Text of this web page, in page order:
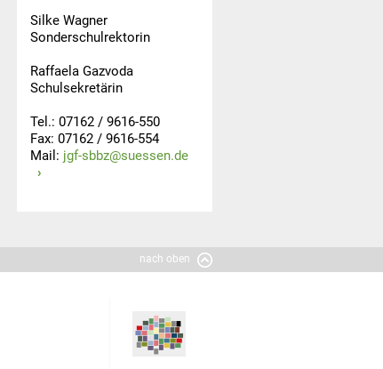
Silke Wagner
Sonderschulrektorin
Raffaela Gazvoda
Schulsekretärin
Tel.: 07162 / 9616-550
Fax: 07162 / 9616-554
Mail: jgf-sbbz@suessen.de
nach oben